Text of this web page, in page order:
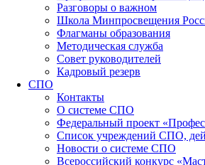
Разговоры о важном
Школа Минпросвещения
Флагманы образования
Методическая служба
Совет руководителей
Кадровый резерв
СПО
Контакты
О системе СПО
Федеральный проект
Список учреждений СПО,
Новости о системе СПО
Всероссийский конкурс